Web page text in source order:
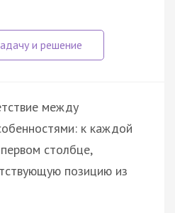
между
к каждой
столбце,
позицию из